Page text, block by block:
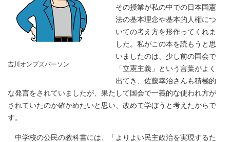
吉川オンブズパーソン
その授業が私の中での日本国憲
法の基本理念や基本的人権につ
いての考え方を形作ってくれま
した。私がこの本を読もうと思
いましたのは、少し前の国会で
「立憲主義」という言葉がよく
出てき、佐藤幸治さんも積極的
な発言をされていましたが、果たして国会で一義的な使われ方が
されていたのか確かめたいと思い、改めて学ぼうと考えたからで
す。
中学校の公民の教科書には、「よりよい民主政治を実現するた